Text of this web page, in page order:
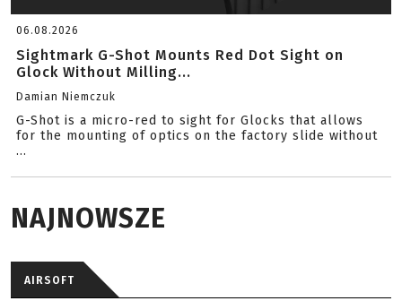
06.08.2026
Sightmark G-Shot Mounts Red Dot Sight on
Glock Without Milling...
Damian Niemczuk
G-Shot is a micro-red to sight for Glocks that allows
for the mounting of optics on the factory slide without
...
NAJNOWSZE
AIRSOFT